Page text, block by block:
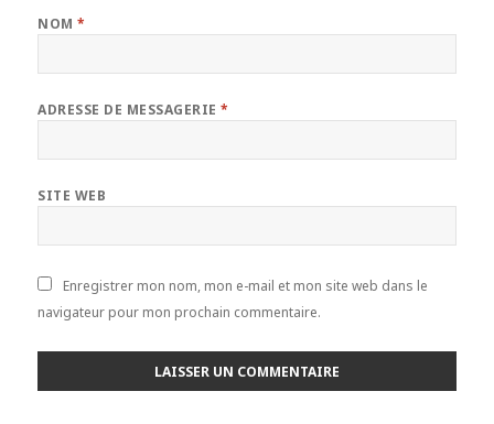
NOM*
ADRESSE DE MESSAGERIE*
SITE WEB
Enregistrer mon nom, mon e-mail et mon site web dans le
navigateur pour mon prochain commentaire.